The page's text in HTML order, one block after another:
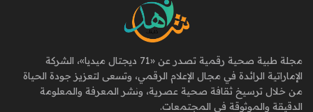
مجلة طبية صحية رقمية تصدر عن «71 ديجتال ميديا»، الشركة
الإماراتية الرائدة في مجال الإعلام الرقمي، وتسعى لتعزيز جودة الحياة
من خلال ترسيخ ثقافة صحية عصرية، ونشر المعرفة والمعلومة
الدقيقة والموثوقة في المجتمعات.